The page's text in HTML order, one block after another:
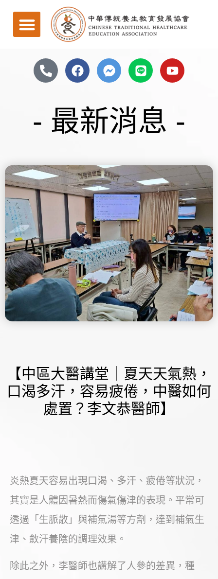
- 最新消息 -
【中區大醫講堂｜夏天天氣熱，
口渴多汗，容易疲倦，中醫如何
處置？李文恭醫師】
炎熱夏天容易出現口渴、多汗、疲倦等狀況，
其實是人體因暑熱而傷氣傷津的表現。平常可
透過「生脈散」與補氣湯等方劑，達到補氣生
津、斂汗養陰的調理效果。
除此之外，李醫師也講解了人參的差異，種